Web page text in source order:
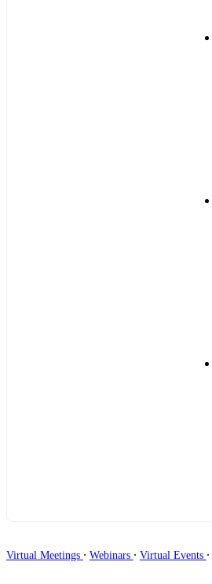
Virtual Meetings ∙ Webinars ∙ Virtual Events ∙